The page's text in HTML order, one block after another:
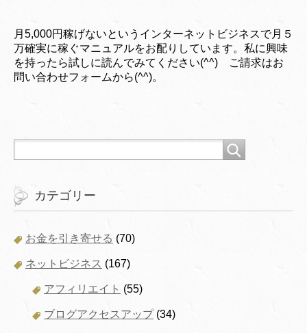
月5,000円稼げないというインターネットビジネスで月５
万確実に稼ぐマニュアルをお配りしています。私に興味
を持ったら試しに読んでみてください(^^) ご請求はお
問い合わせフォームから(^^)。
カテゴリー
お金を引き寄せる (70)
ネットビジネス (167)
アフィリエイト (55)
ブログアクセスアップ(34)